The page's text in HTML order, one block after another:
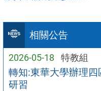
相關公告
2026-05-18 特教組
轉知:東華大學辦理四
研習